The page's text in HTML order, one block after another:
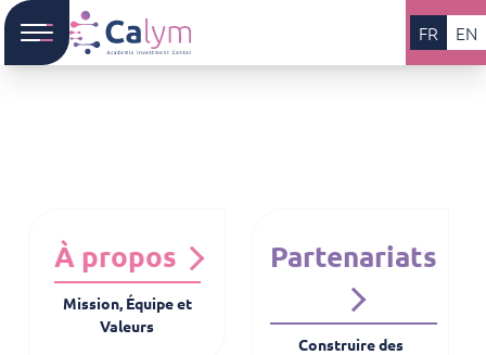
FR EN
À propos
Mission, Équipe et
Valeurs
Partenariats
Construire des